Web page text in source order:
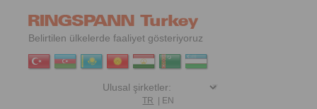
Belirtilen ülkelerde faaliyet gösteriyoruz
TR EN